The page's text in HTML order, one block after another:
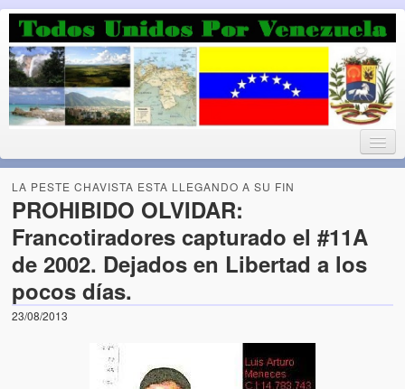
Luchando por la Democracia
Fuera el chavismo, la peor peste que le ha caido a esta tierra
Home
¡Bienvenido!
Todos Unidos por Venezuela te da la bienvenida a éste nuestro
Acerca de este blog (About this Blog)
LA PESTE CHAVISTA ESTA LLEGANDO A SU FIN
PROHIBIDO OLVIDAR:
Francotiradores capturado el #11A
de 2002. Dejados en Libertad a los
pocos días.
23/08/2013